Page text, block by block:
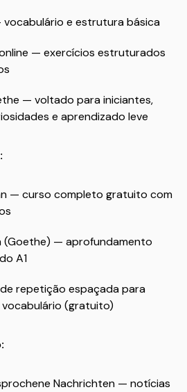
e estrutura básica
— exercícios estruturados
— voltado para iniciantes,
e aprendizado leve
— curso completo gratuito com
(Goethe) — aprofundamento
A1
repetição espaçada para
(gratuito)
Nachrichten — notícias